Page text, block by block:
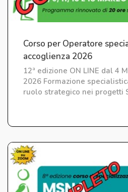
Corso per Operatore
accoglienza 2026
12ª edizione ON LINE dal 4
2026 Formazione
ruolo strategico nei progetti